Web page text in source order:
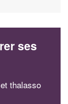
ses
thalasso